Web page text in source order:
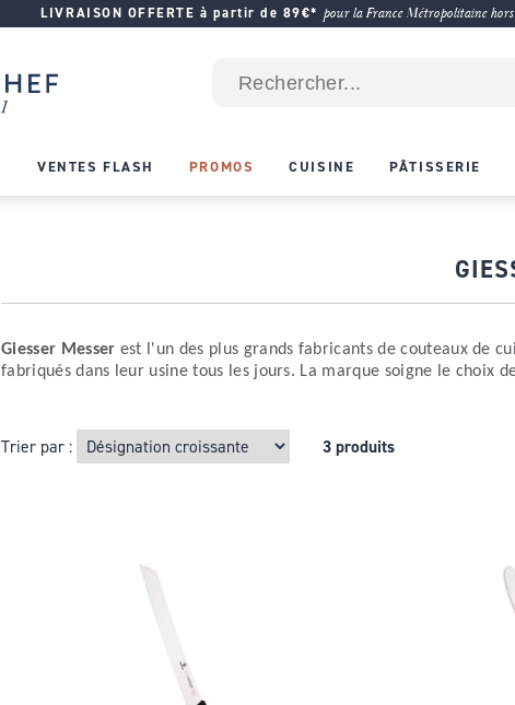
LIVRAISON OFFERTE à partir de 89€* pour la France Métropolitaine hors
VENTES FLASH PROMOS CUISINE PÂTISSERIE
Giesser Messer est l'un des plus grands fabricants de couteaux de
fabriqués dans leur usine tous les jours. La marque soigne le choix
Trier par : 3 produits